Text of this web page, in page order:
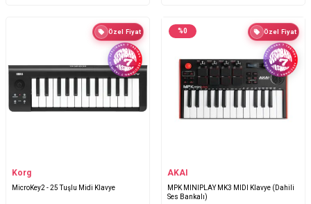
Özel Fiyat
Korg
MicroKey2 - 25 Tuşlu Midi Klavye
%0 Özel Fiyat
AKAI
MPK MINIPLAY MK3 MIDI Klavye (Dahili
Ses Bankalı)